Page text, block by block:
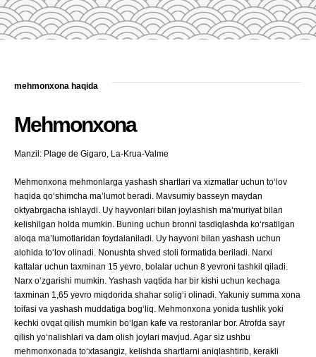
mehmonxona haqida
Mehmonxona
Manzil: Plage de Gigaro, La-Krua-Valme
Mehmonxona mehmonlarga yashash shartlari va xizmatlar uchun to‘lov
haqida qo‘shimcha ma’lumot beradi. Mavsumiy basseyn maydan
oktyabrgacha ishlaydi. Uy hayvonlari bilan joylashish ma’muriyat bilan
kelishilgan holda mumkin. Buning uchun bronni tasdiqlashda ko‘rsatilgan
aloqa ma’lumotlaridan foydalaniladi. Uy hayvoni bilan yashash uchun
alohida to‘lov olinadi. Nonushta shved stoli formatida beriladi. Narxi
kattalar uchun taxminan 15 yevro, bolalar uchun 8 yevroni tashkil qiladi.
Narx o‘zgarishi mumkin. Yashash vaqtida har bir kishi uchun kechaga
taxminan 1,65 yevro miqdorida shahar solig‘i olinadi. Yakuniy summa xona
toifasi va yashash muddatiga bog‘liq. Mehmonxona yonida tushlik yoki
kechki ovqat qilish mumkin bo‘lgan kafe va restoranlar bor. Atrofda sayr
qilish yo‘nalishlari va dam olish joylari mavjud. Agar siz ushbu
mehmonxonada to‘xtasangiz, kelishda shartlarni aniqlashtirib, kerakli